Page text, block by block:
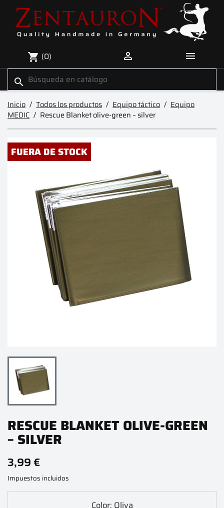
shopping_cart (0)  
search
Inicio Todos los productos Equipo táctico
Equipo
MEDIC
Rescue Blanket olive-green – silver
FUERA DE STOCK
RESCUE BLANKET OLIVE-GREEN
– SILVER
3,99 €
Impuestos incluidos
Color: Oliva